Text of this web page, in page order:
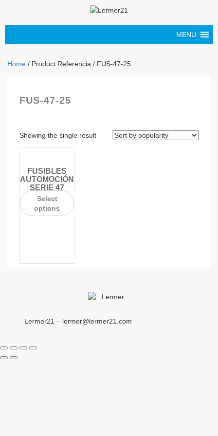
MENU
Home / Product Referencia / FUS-47-25
FUS-47-25
Showing the single result
FUSIBLES
AUTOMOCIÓN
SERIE 47
Select
options
Lermer21 – lermer@lermer21.com